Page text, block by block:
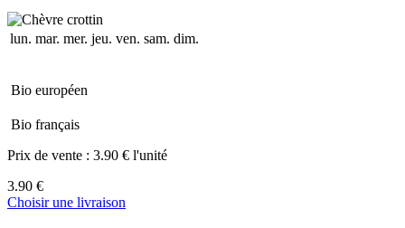
lun. mar. mer. jeu. ven. sam. dim.
Bio européen
Bio français
Prix de vente : 3.90 € l'unité
3.90 €
Choisir une livraison